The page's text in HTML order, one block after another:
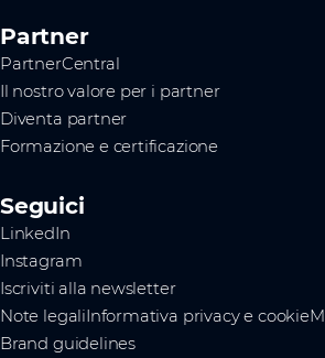
Partner
PartnerCentral
Il nostro valore per i partner
Diventa partner
Formazione e certificazione
Seguici
LinkedIn
Instagram
Iscriviti alla newsletter
Note legaliInformativa privacy e cookie
Brand guidelines